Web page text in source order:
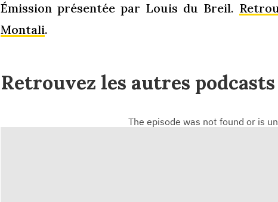
Émission présentée par Louis du Breil.
Montali.
Retrouvez les autres